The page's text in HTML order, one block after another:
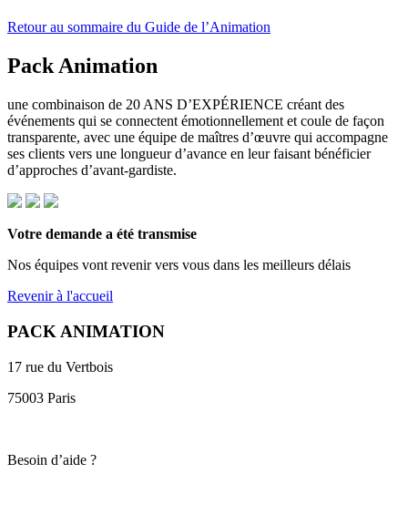
Retour au sommaire du Guide de l’Animation
Pack Animation
une combinaison de 20 ANS D’EXPÉRIENCE créant des
événements qui se connectent émotionnellement et coule de façon
transparente, avec une équipe de maîtres d’œuvre qui accompagne
ses clients vers une longueur d’avance en leur faisant bénéficier
d’approches d’avant-gardiste.
Votre demande a été transmise
Nos équipes vont revenir vers vous dans les meilleurs délais
Revenir à l'accueil
PACK ANIMATION
17 rue du Vertbois
75003 Paris
Besoin d’aide ?